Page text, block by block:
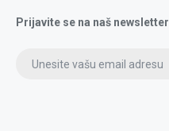
Prijavite se na naš newsletter